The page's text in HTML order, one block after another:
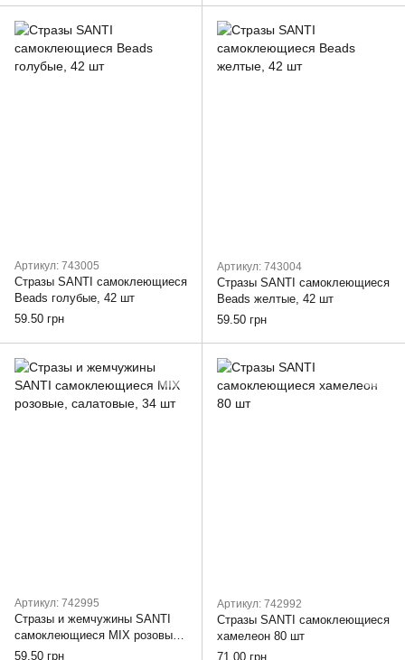
Артикул: 743005
Стразы SANTI самоклеющиеся
Beads голубые, 42 шт
59.50 грн
Артикул: 743004
Стразы SANTI самоклеющиеся
Beads желтые, 42 шт
59.50 грн
Артикул: 742995
Стразы и жемчужины SANTI
самоклеющиеся MIX розовые,
салатовые, 34 шт
59.50 грн
Артикул: 742992
Стразы SANTI самоклеющиеся
хамелеон 80 шт
71.00 грн